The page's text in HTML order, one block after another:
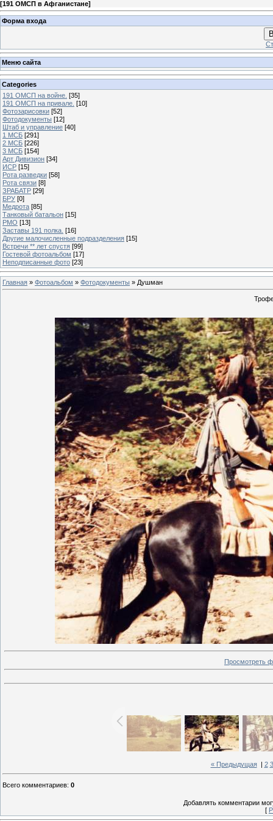
[191 ОМСП в Афганистане]
Форма входа
Меню сайта
Categories
191 ОМСП на войне. [35]
191 ОМСП на привале. [10]
Фотозарисовки [52]
Фотодокументы [12]
Штаб и управление [40]
1 МСБ [291]
2 МСБ [226]
3 МСБ [154]
Арт Дивизион [34]
ИСР [15]
Рота разведки [58]
Рота связи [8]
ЗРАБАТР [29]
БРУ [0]
Медрота [85]
Танковый батальон [15]
РМО [13]
Заставы 191 полка. [16]
Другие малочисленные подразделения [15]
Встречи ** лет спустя [99]
Гостевой фотоальбом [17]
Неподписанные фото [23]
Главная » Фотоальбом » Фотодокументы » Душман
Просмотреть
« Предыдущая| 2 3
Всего комментариев: 0
Добавлять комментарии
[